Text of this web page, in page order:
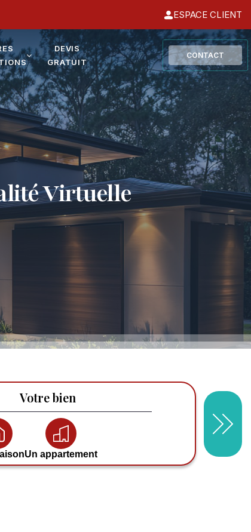
ESPACE CLIENT
DEVIS
GRATUIT
CONTACT
Virtuelle
Votre bien
Un appartement